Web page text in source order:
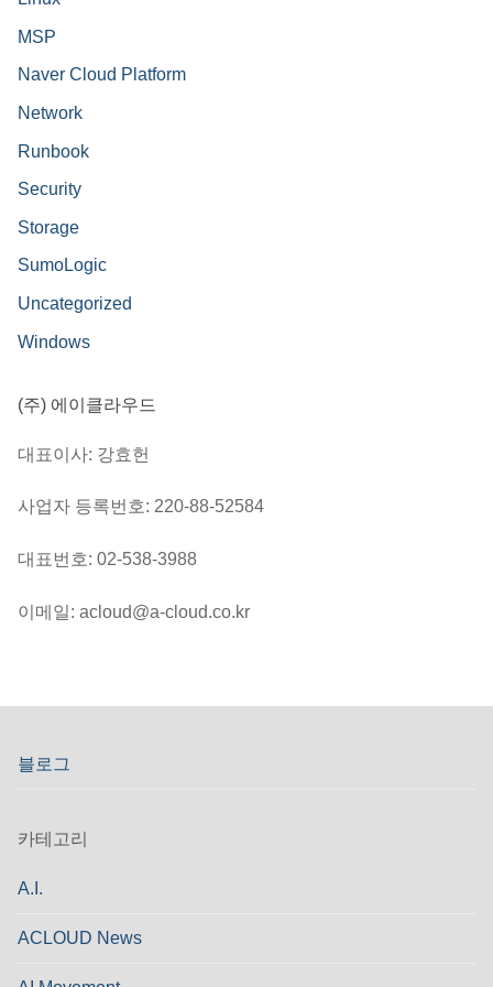
MSP
Naver Cloud Platform
Network
Runbook
Security
Storage
SumoLogic
Uncategorized
Windows
(주) 에이클라우드
대표이사: 강효헌
사업자 등록번호: 220-88-52584
대표번호: 02-538-3988
이메일: acloud@a-cloud.co.kr
블로그
카테고리
A.I.
ACLOUD News